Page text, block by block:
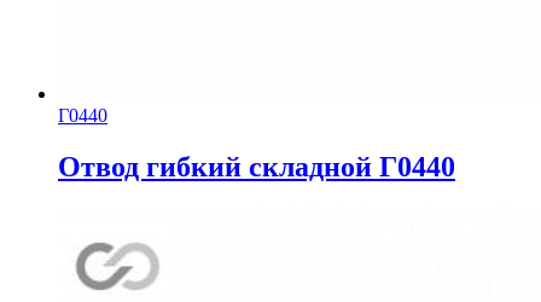
Г0440
Отвод гибкий складной Г0440